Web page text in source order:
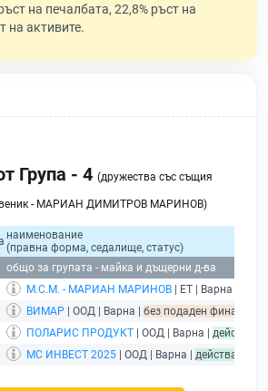
на печалбата, 22,8% ръст на
на активите.
Група - 4 (дружества със същия
- МАРИАН ДИМИТРОВ МАРИНОВ)
наименование
(правна форма, седалище, статус)
общо за групата - майка и дъщерни д-ва
М.С.М. - МАРИАН МАРИНОВ | ЕТ | Варна |
ВИМАР | ООД | Варна | без подаден финансов
ПОЛАРИС ПРОДУКТ | ООД | Варна | действащ
МС ИНВЕСТ 2025 | ООД | Варна | действащ